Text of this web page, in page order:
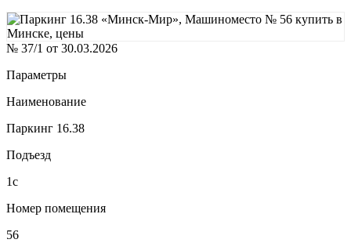
№ 37/1 от 30.03.2026
Параметры
Наименование
Паркинг 16.38
Подъезд
1с
Номер помещения
56